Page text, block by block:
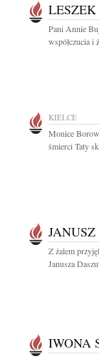
Pani Annie
współczucia i
KIELCE
Monice
śmierci Taty
Z żalem
Janusza
IWONA